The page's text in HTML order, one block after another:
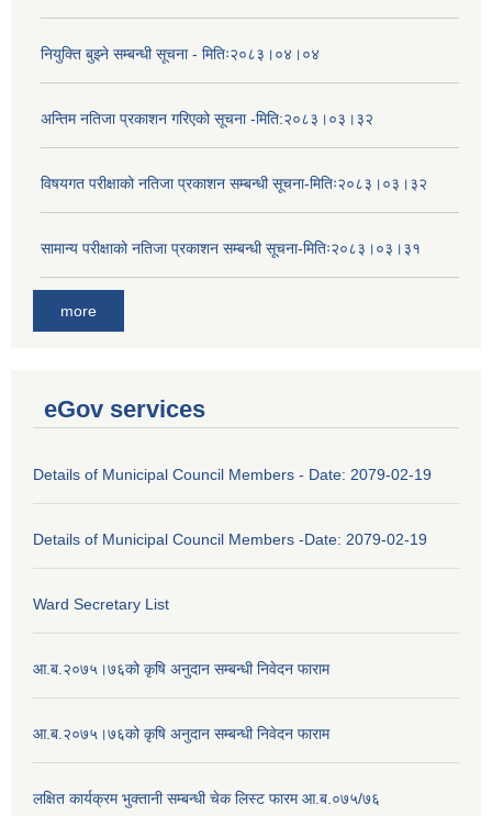
नियुक्ति बुझ्ने सम्बन्धी सूचना - मितिः२०८३।०४।०४
अन्तिम नतिजा प्रकाशन गरिएको सूचना -मिति:२०८३।०३।३२
विषयगत परीक्षाको नतिजा प्रकाशन सम्बन्धी सूचना-मितिः२०८३।०३।३२
सामान्य परीक्षाको नतिजा प्रकाशन सम्बन्धी सूचना-मितिः२०८३।०३।३१
more
eGov services
Details of Municipal Council Members - Date: 2079-02-19
Details of Municipal Council Members -Date: 2079-02-19
Ward Secretary List
आ.ब.२०७५।७६को कृषि अनुदान सम्बन्धी निवेदन फाराम
आ.ब.२०७५।७६को कृषि अनुदान सम्बन्धी निवेदन फाराम
लक्षित कार्यक्रम भुक्तानी सम्बन्धी चेक लिस्ट फारम आ.ब.०७५/७६